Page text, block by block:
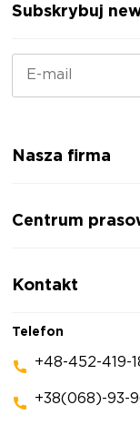
Subskrybuj
Nasza firma
Opinie o firmie
Centrum
Artykuły
Kontakt
Telefon
+48-452-419-
+38(068)-93-